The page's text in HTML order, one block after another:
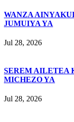
WANZA
JUMUIYA YA
Jul 28, 2026
SEREM AILETEA
MICHEZO YA
Jul 28, 2026